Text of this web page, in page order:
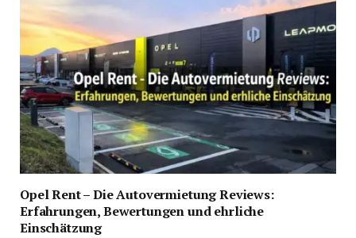
Opel Rent – Die Autovermietung Reviews:
Erfahrungen, Bewertungen und ehrliche
Einschätzung